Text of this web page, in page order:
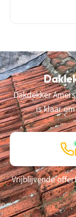
Dakdekker
is klaar
Vrijblijvende